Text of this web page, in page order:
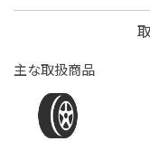
主な取扱商品